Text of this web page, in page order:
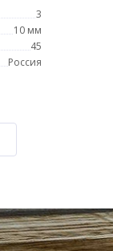
3
10 мм
45
Россия